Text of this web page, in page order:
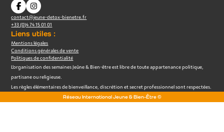
contact@jeune-detox-bienetre.fr
+33 (0)4 74 15 01 01
Liens utiles :
Mentions légales
Conditions générales de vente
Politiques de confidentialité
L’organisation des semaines Jeûne & Bien-être est libre de toute appartenance politique,
partisane ou religieuse.
Les règles élémentaires de bienveillance, discrétion et secret professionnel sont respectées.
Réseau International Jeune & Bien-Être ©